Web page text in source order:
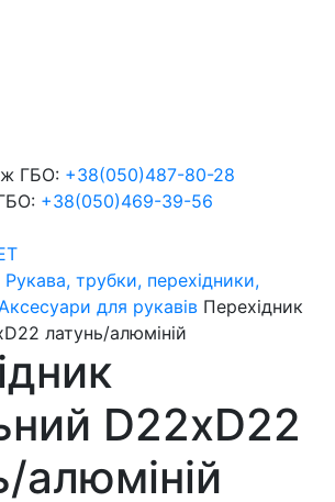
ГБО: +38(050)487-80-28
+38(050)469-39-56
Рукава, трубки, перехідники,
Аксесуари для рукавів Перехідник
латунь/алюміній
D22xD22
алюміній